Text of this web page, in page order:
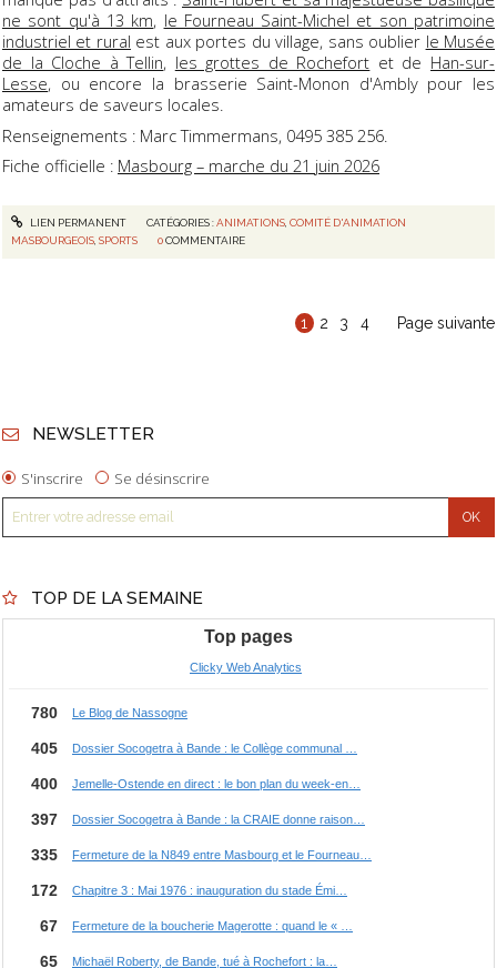
ne sont qu'à 13 km, le Fourneau Saint-Michel et son patrimoine
industriel et rural est aux portes du village, sans oublier le Musée
de la Cloche à Tellin, les grottes de Rochefort et de Han-sur-
Lesse, ou encore la brasserie Saint-Monon d'Ambly pour les
amateurs de saveurs locales.
Renseignements : Marc Timmermans, 0495 385 256.
Fiche officielle : Masbourg – marche du 21 juin 2026
LIEN PERMANENT CATÉGORIES :ANIMATIONS, COMITÉ D'ANIMATION
MASBOURGEOIS ,SPORTS 0 COMMENTAIRE
1 2 3 4 Page suivante
NEWSLETTER
S'inscrire Se désinscrire
TOP DE LA SEMAINE